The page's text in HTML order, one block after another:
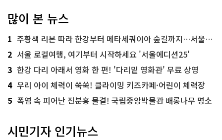
많이 본 뉴스
1 주황색 리본 따라 한강부터 메타세쿼이아 숲길까지…서울둘레길 15코스
2 서울 로컬여행, 여기부터 시작하세요 '서울에디션25'
3 한강 다리 아래서 영화 한 편! '다리밑 영화관' 무료 상영
4 우리 아이 체력이 쑥쑥! 클라이밍 키즈카페·어린이 체력장
5 폭염 속 피어난 진분홍 물결! 국립중앙박물관 배롱나무 명소
시민기자 인기뉴스